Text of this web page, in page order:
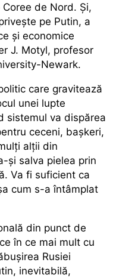
de Nord. Și,
pe Putin, a
și economice
J. Motyl, profesor
Newark.
care gravitează
unei lupte
sistemul va dispărea
ceceni, bașkeri,
alții din
și salva pielea prin
Va fi suficient ca
cum s-a întâmplat
din punct de
în ce mai mult cu
Rusiei
inevitabilă,